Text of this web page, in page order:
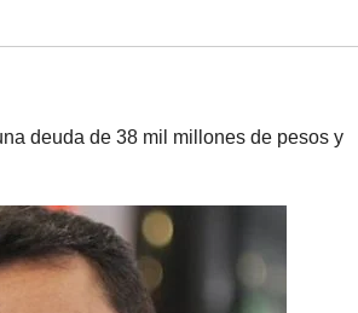
deuda de 38 mil millones de pesos y